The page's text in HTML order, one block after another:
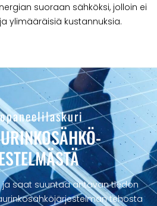
suoraan sähköksi, jolloin ei
ylimääräisiä kustannuksia.
saat suuntaa antavan tiedon
tehosta